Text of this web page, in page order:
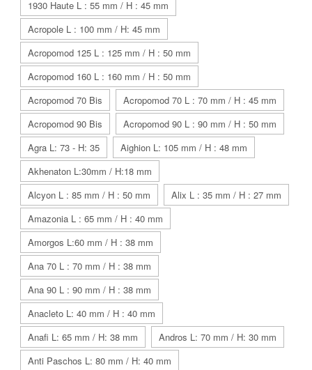
1930 Haute L : 55 mm / H : 45 mm
Acropole L : 100 mm / H: 45 mm
Acropomod 125 L : 125 mm / H : 50 mm
Acropomod 160 L : 160 mm / H : 50 mm
Acropomod 70 Bis
Acropomod 70 L : 70 mm / H : 45 mm
Acropomod 90 Bis
Acropomod 90 L : 90 mm / H : 50 mm
Agra L: 73 - H: 35
Aighion L: 105 mm / H : 48 mm
Akhenaton L:30mm / H:18 mm
Alcyon L : 85 mm / H : 50 mm
Alix L : 35 mm / H : 27 mm
Amazonia L : 65 mm / H : 40 mm
Amorgos L:60 mm / H : 38 mm
Ana 70 L : 70 mm / H : 38 mm
Ana 90 L : 90 mm / H : 38 mm
Anacleto L: 40 mm / H : 40 mm
Anafi L: 65 mm / H: 38 mm
Andros L: 70 mm / H: 30 mm
Anti Paschos L: 80 mm / H: 40 mm